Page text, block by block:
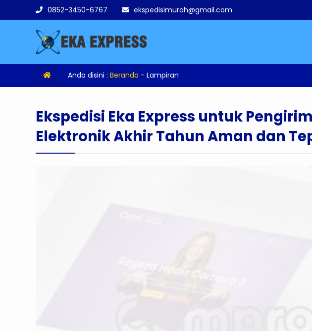
0852-3450-6767 ekspedisimurah@gmail.com
Anda disini : Beranda - Lampiran
Ekspedisi Eka Express untuk
Elektronik Akhir Tahun Aman dan